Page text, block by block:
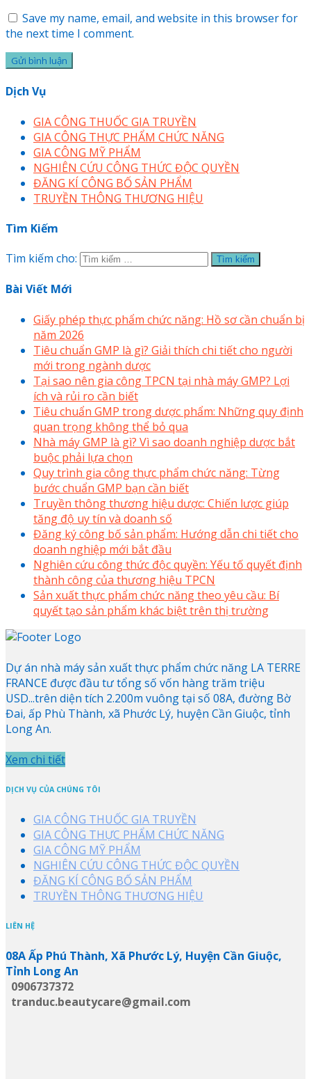
Save my name, email, and website in this browser for
the next time I comment.
Dịch Vụ
GIA CÔNG THUỐC GIA TRUYỀN
GIA CÔNG THỰC PHẨM CHỨC NĂNG
GIA CÔNG MỸ PHẨM
NGHIÊN CỨU CÔNG THỨC ĐỘC QUYỀN
ĐĂNG KÍ CÔNG BỐ SẢN PHẨM
TRUYỀN THÔNG THƯƠNG HIỆU
Tìm Kiếm
Tìm kiếm cho:
Bài Viết Mới
Giấy phép thực phẩm chức năng: Hồ sơ cần chuẩn bị
năm 2026
Tiêu chuẩn GMP là gì? Giải thích chi tiết cho người
mới trong ngành dược
Tại sao nên gia công TPCN tại nhà máy GMP? Lợi
ích và rủi ro cần biết
Tiêu chuẩn GMP trong dược phẩm: Những quy định
quan trọng không thể bỏ qua
Nhà máy GMP là gì? Vì sao doanh nghiệp dược bắt
buộc phải lựa chọn
Quy trình gia công thực phẩm chức năng: Từng
bước chuẩn GMP bạn cần biết
Truyền thông thương hiệu dược: Chiến lược giúp
tăng độ uy tín và doanh số
Đăng ký công bố sản phẩm: Hướng dẫn chi tiết cho
doanh nghiệp mới bắt đầu
Nghiên cứu công thức độc quyền: Yếu tố quyết định
thành công của thương hiệu TPCN
Sản xuất thực phẩm chức năng theo yêu cầu: Bí
quyết tạo sản phẩm khác biệt trên thị trường
Dự án nhà máy sản xuất thực phẩm chức năng LA TERRE
FRANCE được đầu tư tổng số vốn hàng trăm triệu
USD...trên diện tích 2.200m vuông tại số 08A, đường Bờ
Đai, ấp Phù Thành, xã Phước Lý, huyện Cần Giuộc, tỉnh
Long An.
Xem chi tiết
DỊCH VỤ CỦA CHÚNG TÔI
GIA CÔNG THUỐC GIA TRUYỀN
GIA CÔNG THỰC PHẨM CHỨC NĂNG
GIA CÔNG MỸ PHẨM
NGHIÊN CỨU CÔNG THỨC ĐỘC QUYỀN
ĐĂNG KÍ CÔNG BỐ SẢN PHẨM
TRUYỀN THÔNG THƯƠNG HIỆU
LIÊN HỆ
08A Ấp Phú Thành, Xã Phước Lý, Huyện Cần Giuộc,
Tỉnh Long An
0906737372
tranduc.beautycare@gmail.com